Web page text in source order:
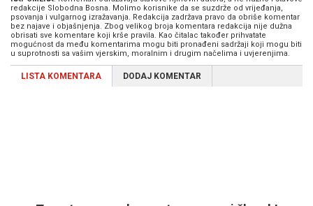
redakcije Slobodna Bosna. Molimo korisnike da se suzdrže od vrijeđanja,
psovanja i vulgarnog izražavanja. Redakcija zadržava pravo da obriše komentar
bez najave i objašnjenja. Zbog velikog broja komentara redakcija nije dužna
obrisati sve komentare koji krše pravila. Kao čitalac također prihvatate
mogućnost da među komentarima mogu biti pronađeni sadržaji koji mogu biti
u suprotnosti sa vašim vjerskim, moralnim i drugim načelima i uvjerenjima.
LISTA KOMENTARA DODAJ KOMENTAR